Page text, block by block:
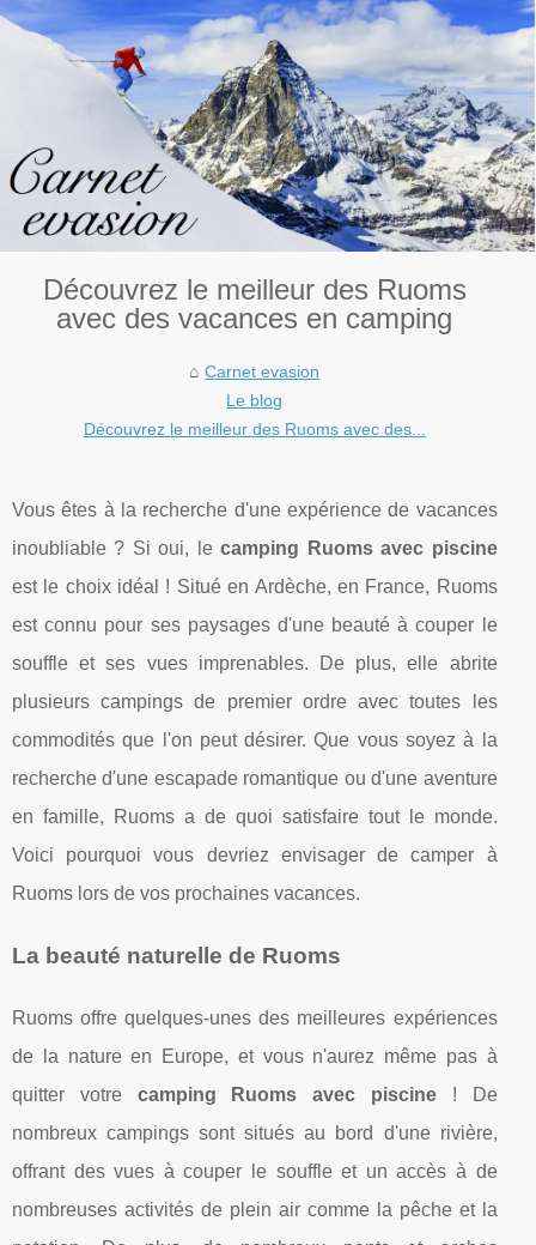
Découvrez le meilleur des Ruoms
avec des vacances en camping
Carnet evasion
Le blog
Découvrez le meilleur des Ruoms avec des...
Vous êtes à la recherche d'une expérience de vacances
inoubliable ? Si oui, lecamping Ruoms avec piscine
est le choix idéal ! Situé en Ardèche, en France, Ruoms
est connu pour ses paysages d'une beauté à couper le
souffle et ses vues imprenables. De plus, elle abrite
plusieurs campings de premier ordre avec toutes les
commodités que l'on peut désirer. Que vous soyez à la
recherche d'une escapade romantique ou d'une aventure
en famille, Ruoms a de quoi satisfaire tout le monde.
Voici pourquoi vous devriez envisager de camper à
Ruoms lors de vos prochaines vacances.
La beauté naturelle de Ruoms
Ruoms offre quelques-unes des meilleures expériences
de la nature en Europe, et vous n'aurez même pas à
quitter votre camping Ruoms avec piscine ! De
nombreux campings sont situés au bord d'une rivière,
offrant des vues à couper le souffle et un accès à de
nombreuses activités de plein air comme la pêche et la